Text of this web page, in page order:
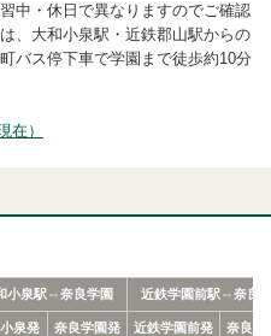
中・休日で異なりますのでご確認
、大和小泉駅・近鉄郡山駅からの
バス停下車で学園まで徒歩約10分
在）
小泉駅⇔奈良学園 近鉄学園前駅⇔奈良
泉発 奈良学園発 近鉄学園前発 奈良学